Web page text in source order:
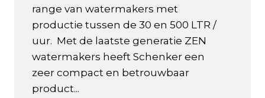
range van watermakers met
productie tussen de 30 en 500 LTR /
uur. Met de laatste generatie ZEN
watermakers heeft Schenker een
zeer compact en betrouwbaar
product...